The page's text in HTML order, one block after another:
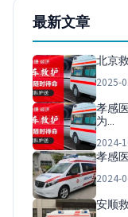
最新文章
北京
2025-
孝感
为…
2024-
孝感
2024-
安顺